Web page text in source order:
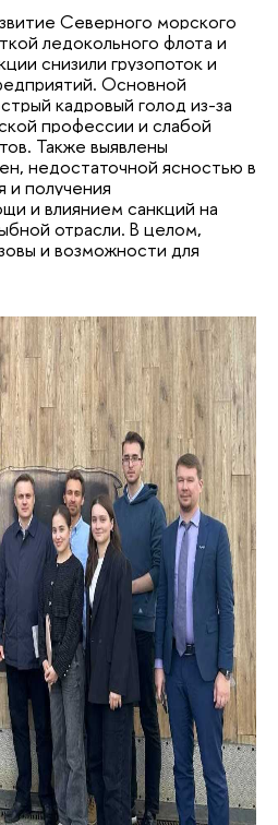
Северного морского
ледокольного флота и
снизили грузопоток и
Основной
кадровый голод из-за
профессии и слабой
Также выявлены
недостаточной ясностью в
и получения
и влиянием санкций на
отрасли. В целом,
и возможности для